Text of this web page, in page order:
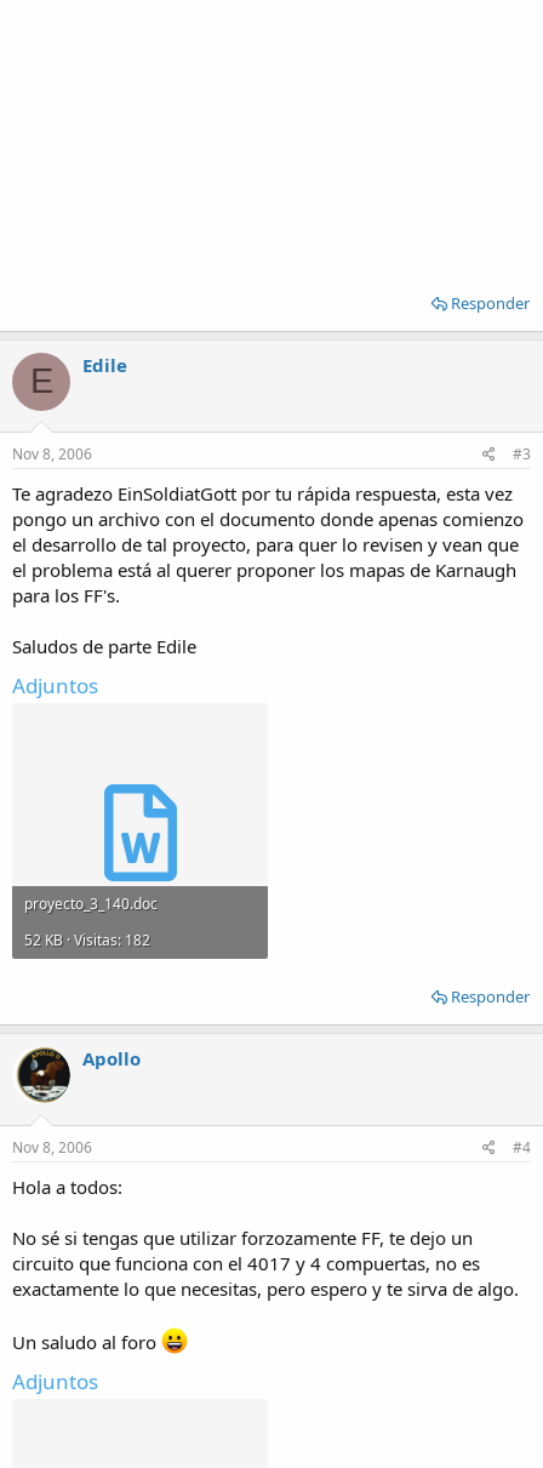
Responder
E Edile
Nov 8, 2006 #3
Te agradezo EinSoldiatGott por tu rápida respuesta, esta vez
pongo un archivo con el documento donde apenas comienzo
el desarrollo de tal proyecto, para quer lo revisen y vean que
el problema está al querer proponer los mapas de Karnaugh
para los FF's.
Saludos de parte Edile
Adjuntos
proyecto_3_140.doc
52 KB · Visitas: 182
Responder
Apollo
Nov 8, 2006 #4
Hola a todos:
No sé si tengas que utilizar forzozamente FF, te dejo un
circuito que funciona con el 4017 y 4 compuertas, no es
exactamente lo que necesitas, pero espero y te sirva de algo.
Un saludo al foro
Adjuntos